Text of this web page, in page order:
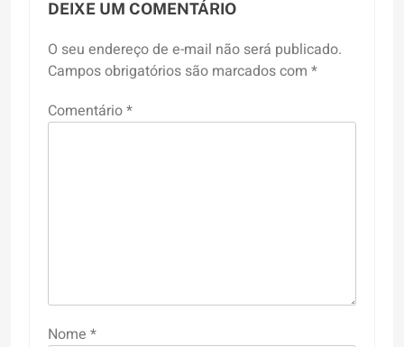
DEIXE UM COMENTÁRIO
O seu endereço de e-mail não será publicado.
Campos obrigatórios são marcados com *
Comentário*
Nome *